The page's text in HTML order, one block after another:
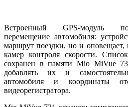
Встроенный GPS-модуль
перемещение автомобиля:
маршрут поездки, но и
камер контроля скорости.
сохранен в памяти Mio MiVue
добавлять их и
автомобиля и координаты
видеорегистратора.